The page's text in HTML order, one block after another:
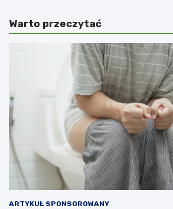
Warto przeczytać
ARTYKUŁ SPONSOROWANY